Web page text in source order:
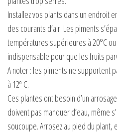
Installez vos plants dans un endroit
des courants d’air. Les piments
températures supérieures à 20°C
indispensable pour que les fruits
A noter : les piments ne supportent
à 12º C.
Ces plantes ont besoin d’un
doivent pas manquer d’eau, même
soucoupe. Arrosez au pied du